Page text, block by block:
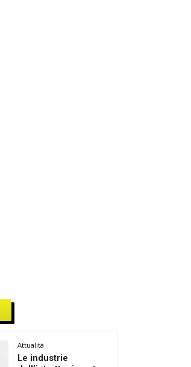
Attualità
Le industrie